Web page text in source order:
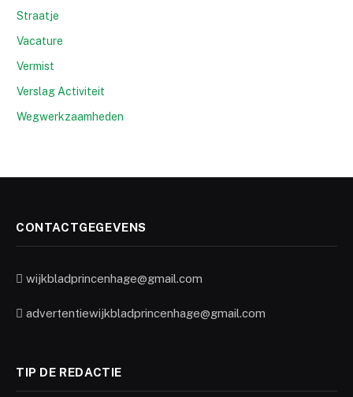
Straatje
Vacature
Vermist
Verslag Activiteit
Wegwerkzaamheden
CONTACTGEGEVENS
wijkbladprincenhage@gmail.com
advertentiewijkbladprincenhage@gmail.com
TIP DE REDACTIE